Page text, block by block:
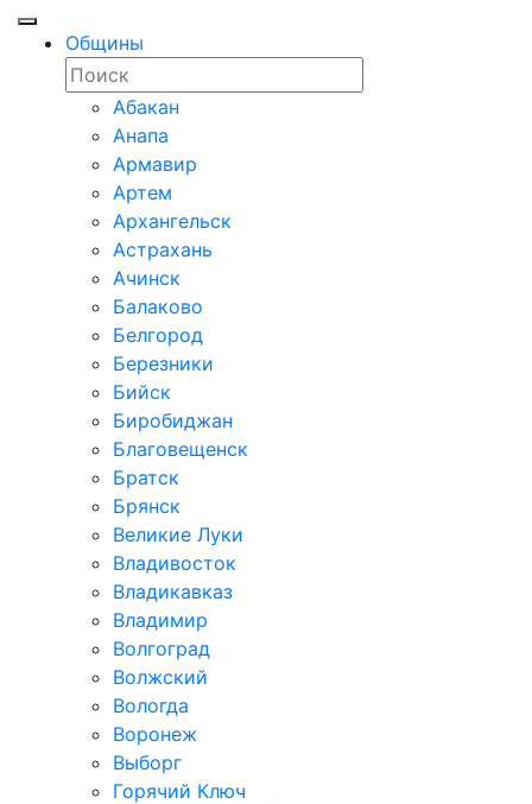
Общины
Абакан
Анапа
Армавир
Артем
Архангельск
Астрахань
Ачинск
Балаково
Белгород
Березники
Бийск
Биробиджан
Благовещенск
Братск
Брянск
Великие Луки
Владивосток
Владикавказ
Владимир
Волгоград
Волжский
Вологда
Воронеж
Выборг
Горячий Ключ